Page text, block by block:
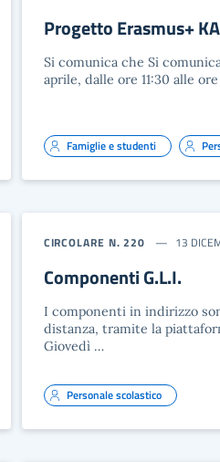
Progetto Erasmus+
Si comunica che Si
aprile, dalle ore 11:30 alle
Famiglie e studenti
CIRCOLARE N. 220 13
Componenti G.L.I.
I componenti in indirizzo
distanza, tramite la
Giovedì …
Personale scolastico